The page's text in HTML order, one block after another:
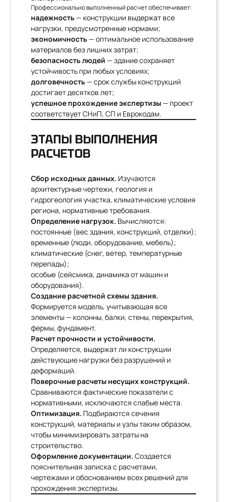
Профессионально выполненный расчет обеспечивает:
надежность— конструкции выдержат все
нагрузки, предусмотренные нормами;
экономичность— оптимальное использование
материалов без лишних затрат;
безопасность людей — здание сохраняет
устойчивость при любых условиях;
долговечность— срок службы конструкций
достигает десятков лет;
успешное прохождение экспертизы— проект
соответствует СНиП, СП и Еврокодам.
ЭТАПЫ ВЫПОЛНЕНИЯ
РАСЧЕТОВ
Сбор исходных данных. Изучаются
архитектурные чертежи, геология и
гидрогеология участка, климатические условия
региона, нормативные требования.
Определение нагрузок. Вычисляются:
постоянные (вес здания, конструкций, отделки);
временные (люди, оборудование, мебель);
климатические (снег, ветер, температурные
перепады);
особые (сейсмика, динамика от машин и
оборудования).
Создание расчетной схемы здания.
Формируется модель, учитывающая все
элементы — колонны, балки, стены, перекрытия,
фермы, фундамент.
Расчет прочности и устойчивости.
Определяется, выдержат ли конструкции
действующие нагрузки без разрушений и
деформаций.
Поверочные расчеты несущих конструкций.
Сравниваются фактические показатели с
нормативными, исключаются слабые места.
Оптимизация. Подбираются сечения
конструкций, материалы и узлы таким образом,
чтобы минимизировать затраты на
строительство.
Оформление документации. Создается
пояснительная записка с расчетами,
чертежами и обоснованием всех решений для
прохождения экспертизы.